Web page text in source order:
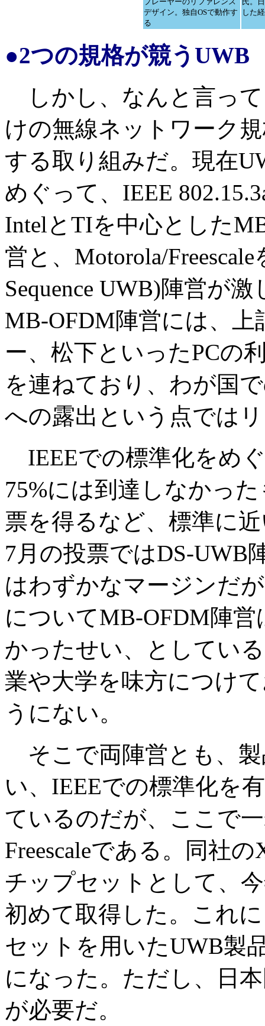
デザイン。独自OSで動作す
る
した
●2つの規格が競うUWB
しかし、なんと言っ
けの無線ネットワーク
する取り組みだ。現在
めぐって、IEEE
IntelとTIを中心とした
営と、Motorola/
Sequence UWB)陣営が
MB-OFDM陣営には、
ー、松下といったPCの
を連ねており、わが国
への露出という点では
IEEEでの標準化をめ
75%には到達しなかっ
票を得るなど、標準に
7月の投票ではDS-UWB
はわずかなマージンだ
についてMB-OFDM陣
かったせい、としてい
業や大学を味方につけ
うにない。
そこで両陣営とも、
い、IEEEでの標準化を
ているのだが、ここで
Freescaleである。同社
チップセットとして、
初めて取得した。これ
セットを用いたUWB製
になった。ただし、日
が必要だ。